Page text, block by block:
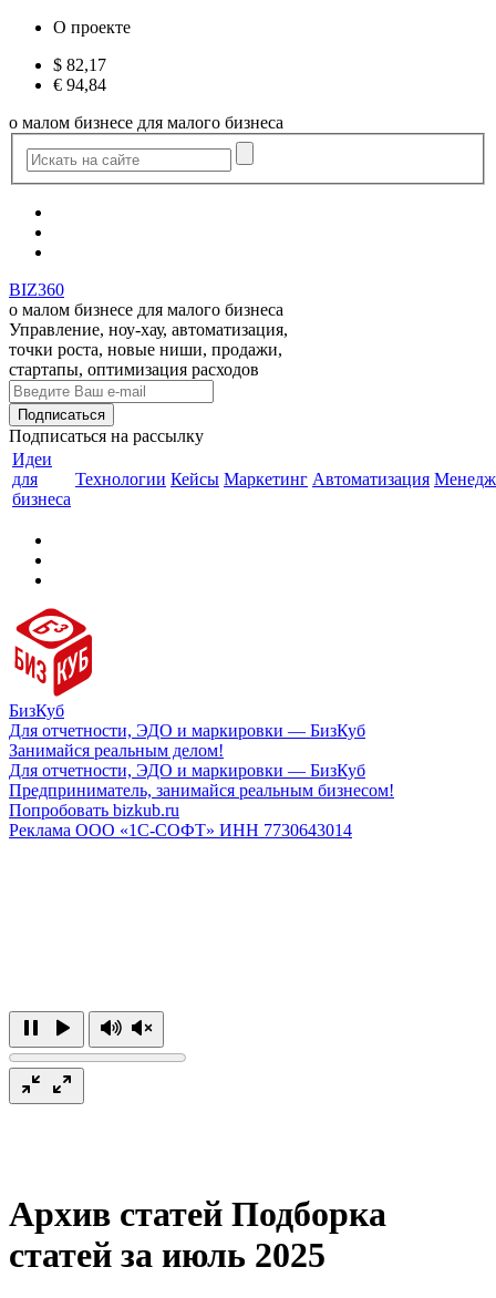
О проекте
$ 82,17
€ 94,84
о малом бизнесе для малого бизнеса
BIZ360
о малом бизнесе для малого бизнеса
Управление, ноу-хау, автоматизация,
точки роста, новые ниши, продажи,
стартапы, оптимизация расходов
Подписаться на рассылку
Идеи
для
бизнеса
Технологии Кейсы Маркетинг Автоматизация
БизКуб
Для отчетности, ЭДО и маркировки — БизКуб
Занимайся реальным делом!
Для отчетности, ЭДО и маркировки — БизКуб
Предприниматель, занимайся реальным бизнесом!
Попробовать bizkub.ru
Реклама ООО «1С-СОФТ» ИНН 7730643014
Архив статей Подборка
статей за июль 2025